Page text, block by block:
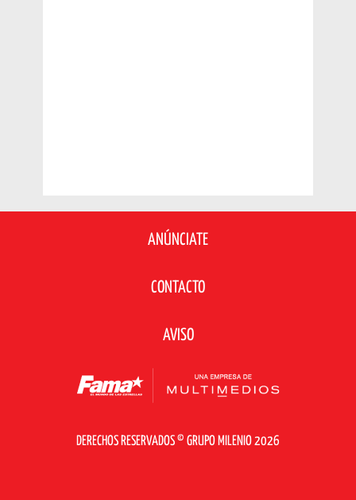
ANÚNCIATE
CONTACTO
AVISO
DERECHOS RESERVADOS © GRUPO MILENIO 2026